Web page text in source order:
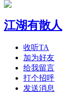
江湖有散人
收听TA
加为好友
给我留言
打个招呼
发送消息